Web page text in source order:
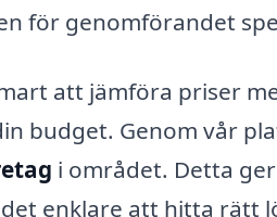
för genomförandet
att jämföra priser
budget. Genom vår
i området. Detta
enklare att hitta rätt